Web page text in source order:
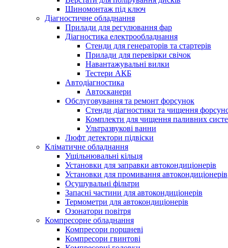
Шиномонтаж під ключ
Діагностичне обладнання
Прилади для регулювання фар
Діагностика електрообладнання
Стенди для генераторів та стартерів
Прилади для перевірки свічок
Навантажувальні вилки
Тестери АКБ
Автодіагностика
Автосканери
Обслуговування та ремонт форсунок
Стенди діагностики та чищення
Комплекти для чищення паливних
Ультразвукові ванни
Люфт детектори підвіски
Кліматичне обладнання
Ущільнювальні кільця
Установки для заправки автокондиціонерів
Установки для промивання автокондиціонерів
Осушувальні фільтри
Запасні частини для автокондиціонерів
Термометри для автокондиціонерів
Озонатори повітря
Компресорне обладнання
Компресори поршневі
Компресори гвинтові